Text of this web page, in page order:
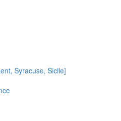
Syracuse, Sicile]